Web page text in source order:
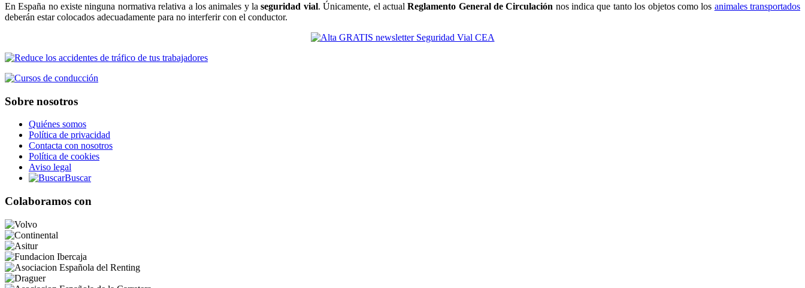
En España no existe ninguna normativa relativa a los animales y laseguridad vial. Únicamente, el actualReglamento General de Circulación nos indica que tanto los objetos como los animales transportados
deberán estar colocados adecuadamente para no interferir con el conductor.
Sobre nosotros
Quiénes somos
Política de privacidad
Contacta con nosotros
Política de cookies
Aviso legal
Buscar
Colaboramos con